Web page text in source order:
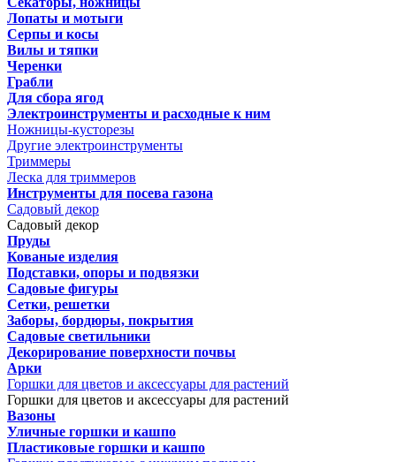
Лопаты и мотыги
Серпы и косы
Вилы и тяпки
Черенки
Грабли
Для сбора ягод
Электроинструменты и расходные к ним
Ножницы-кусторезы
Другие электроинструменты
Триммеры
Леска для триммеров
Инструменты для посева газона
Садовый декор
Садовый декор
Пруды
Кованые изделия
Подставки, опоры и подвязки
Садовые фигуры
Сетки, решетки
Заборы, бордюры, покрытия
Садовые светильники
Декорирование поверхности почвы
Арки
Горшки для цветов и аксессуары для растений
Горшки для цветов и аксессуары для растений
Вазоны
Уличные горшки и кашпо
Пластиковые горшки и кашпо